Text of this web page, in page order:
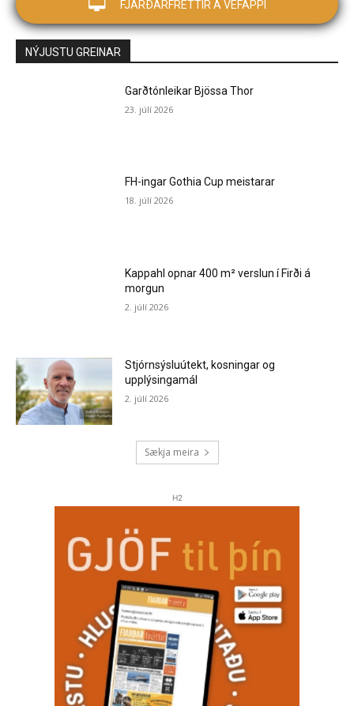
FJARÐARFRÉTTIR Á VEFAPPI
NÝJUSTU GREINAR
Garðtónleikar Bjössa Thor
23. júlí 2026
FH-ingar Gothia Cup meistarar
18. júlí 2026
Kappahl opnar 400 m² verslun í Firði á
morgun
2. júlí 2026
Stjórnsýsluútekt, kosningar og
upplýsingamál
2. júlí 2026
Sækja meira
H2